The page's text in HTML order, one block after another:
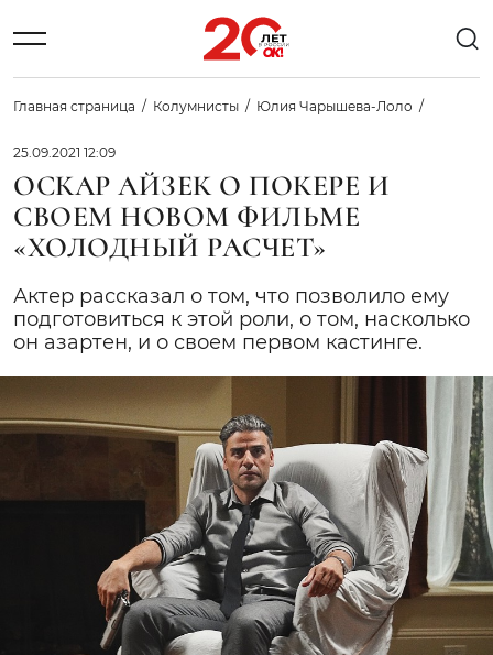
Главная страница Колумнисты Юлия Чарышева-Лоло
25.09.2021 12:09
ОСКАР АЙЗЕК О ПОКЕРЕ И
СВОЕМ НОВОМ ФИЛЬМЕ
«ХОЛОДНЫЙ РАСЧЕТ»
Актер рассказал о том, что позволило ему
подготовиться к этой роли, о том, насколько
он азартен, и о своем первом кастинге.